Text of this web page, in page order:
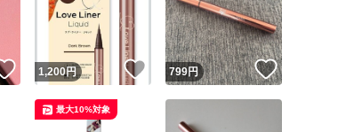
いいね！
1,200円 いいね！
799円 いいね！
最大10%対象